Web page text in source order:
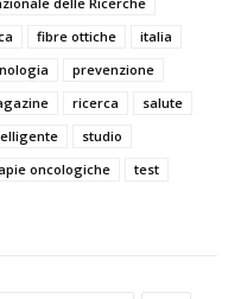
fibre ottiche
italia
prevenzione
ricerca
salute
studio
oncologiche
test